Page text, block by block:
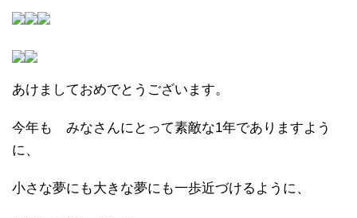
あけましておめでとうございます。
今年も みなさんにとって素敵な1年でありますよう
に、
小さな夢にも大きな夢にも一歩近づけるように、